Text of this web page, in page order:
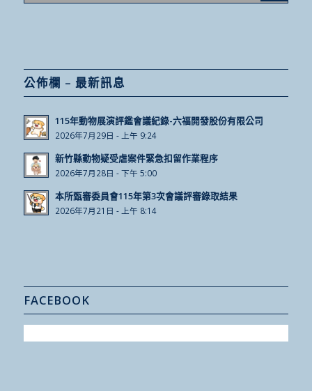
公佈欄 – 最新訊息
115年動物展演評鑑會議紀錄-六福開發股份有限公司
2026年7月29日 - 上午 9:24
新竹縣動物疑受虐案件緊急扣留作業程序
2026年7月28日 - 下午 5:00
本所甄審委員會115年第3次會議評審錄取結果
2026年7月21日 - 上午 8:14
FACEBOOK